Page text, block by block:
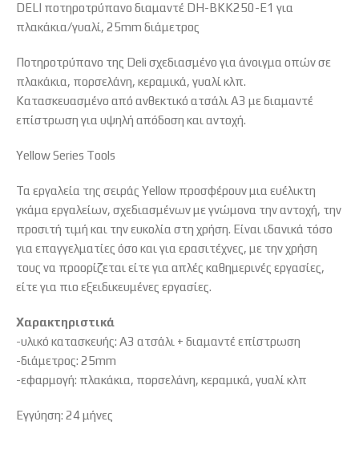
DELI ποτηροτρύπανο διαμαντέ DH-BKK250-E1 για
πλακάκια/γυαλί, 25mm διάμετρος
Ποτηροτρύπανο της Deli σχεδιασμένο για άνοιγμα οπών σε
πλακάκια, πορσελάνη, κεραμικά, γυαλί κλπ.
Κατασκευασμένο από ανθεκτικό ατσάλι A3 με διαμαντέ
επίστρωση για υψηλή απόδοση και αντοχή.
Yellow Series Tools
Τα εργαλεία της σειράς Yellow προσφέρουν μια ευέλικτη
γκάμα εργαλείων, σχεδιασμένων με γνώμονα την αντοχή, την
προσιτή τιμή και την ευκολία στη χρήση. Είναι ιδανικά τόσο
για επαγγελματίες όσο και για ερασιτέχνες, με την χρήση
τους να προορίζεται είτε για απλές καθημερινές εργασίες,
είτε για πιο εξειδικευμένες εργασίες.
Χαρακτηριστικά
-υλικό κατασκευής: A3 ατσάλι + διαμαντέ επίστρωση
-διάμετρος: 25mm
-εφαρμογή: πλακάκια, πορσελάνη, κεραμικά, γυαλί κλπ
Εγγύηση: 24 μήνες